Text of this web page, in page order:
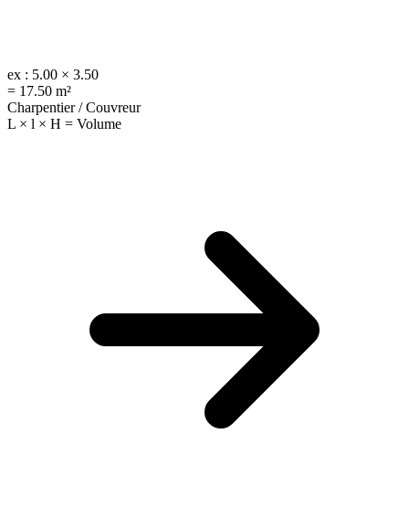
ex : 5.00 × 3.50
= 17.50 m²
Charpentier / Couvreur
L × l × H = Volume